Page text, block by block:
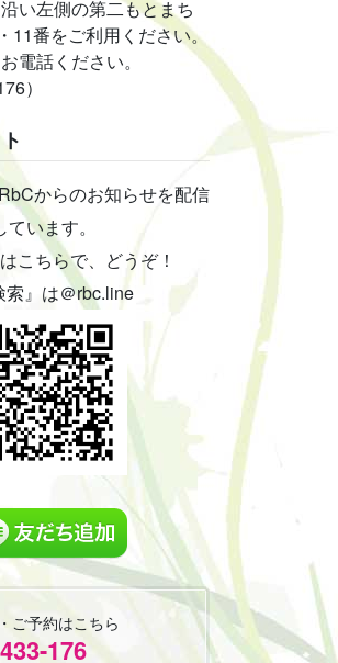
い左側の第二もとまち
11番をご利用ください。
電話ください。
）
からのお知らせを配信
ています。
こちらで、どうぞ！
索』は＠rbc.line
ご予約はこちら
176